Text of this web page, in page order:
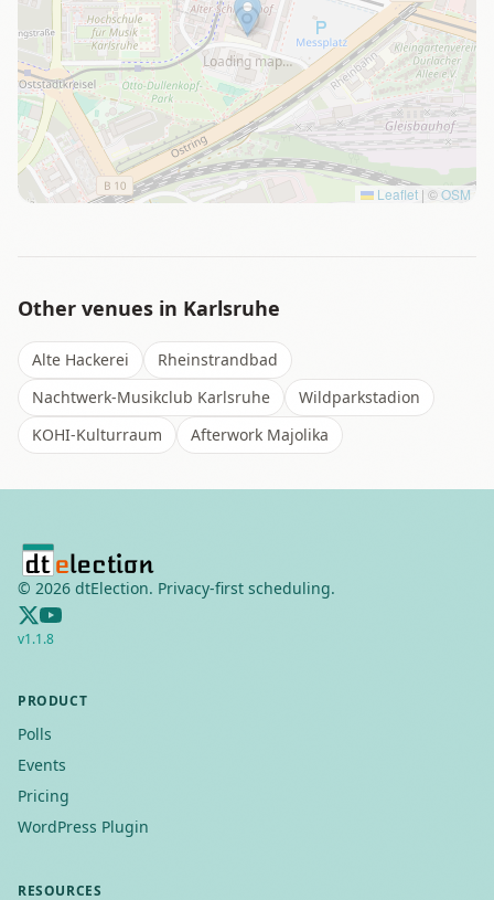
Loading map…
Leaflet | ©OSM
Other venues in Karlsruhe
Alte Hackerei
Rheinstrandbad
Nachtwerk-Musikclub Karlsruhe
Wildparkstadion
KOHI-Kulturraum
Afterwork Majolika
© 2026 dtElection. Privacy-first scheduling.
v1.1.8
PRODUCT
Polls
Events
Pricing
WordPress Plugin
RESOURCES